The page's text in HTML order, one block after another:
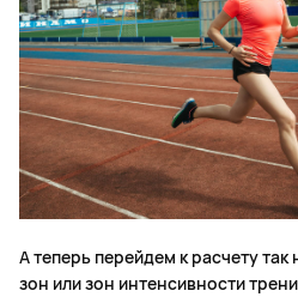
А теперь перейдем к расчету
зон или зон интенсивности